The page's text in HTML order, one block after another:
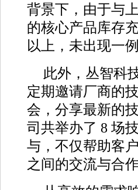
背景下，由于与
的核心产品库存
以上，未出现一
此外，丛智科
定期邀请厂商的
会，分享最新的
司共举办了 8 场
与，不仅帮助客
之间的交流与合